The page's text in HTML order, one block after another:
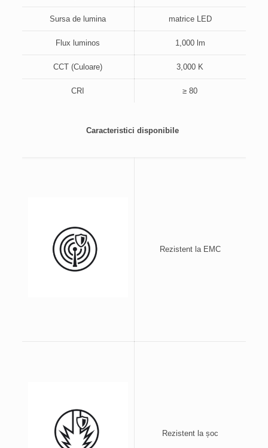
Sursa de lumina matrice LED
Flux luminos 1,000 lm
CCT (Culoare) 3,000 K
CRI ≥ 80
Caracteristici disponibile
Rezistent la EMC
Rezistent la șoc